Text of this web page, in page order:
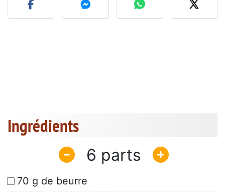
Ingrédients
6
70 g de beurre